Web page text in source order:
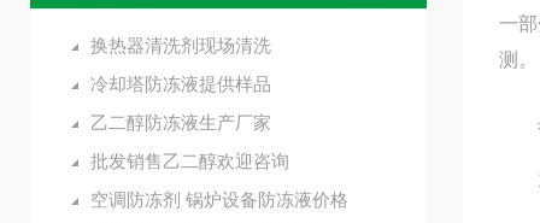
换热器清洗剂现场清洗
冷却塔防冻液提供样品
乙二醇防冻液生产厂家
批发销售乙二醇欢迎咨询
空调防冻剂 锅炉设备防冻液价格
一
测。
具
1.